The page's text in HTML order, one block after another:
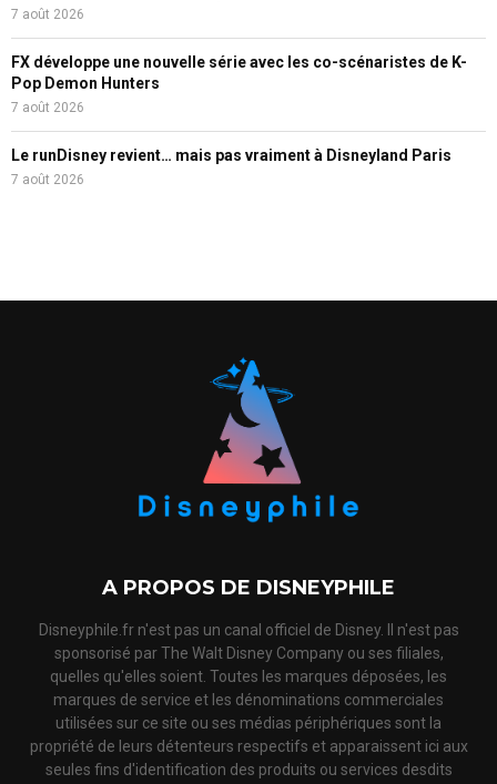
7 août 2026
FX développe une nouvelle série avec les co-scénaristes de K-
Pop Demon Hunters
7 août 2026
Le runDisney revient… mais pas vraiment à Disneyland Paris
7 août 2026
A PROPOS DE DISNEYPHILE
Disneyphile.fr n'est pas un canal officiel de Disney. Il n'est pas
sponsorisé par The Walt Disney Company ou ses filiales,
quelles qu'elles soient. Toutes les marques déposées, les
marques de service et les dénominations commerciales
utilisées sur ce site ou ses médias périphériques sont la
propriété de leurs détenteurs respectifs et apparaissent ici aux
seules fins d'identification des produits ou services desdits